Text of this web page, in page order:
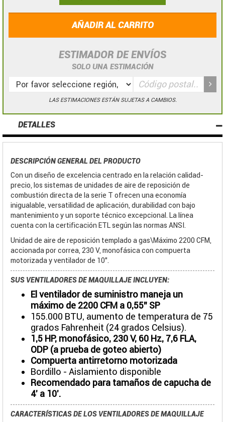
AÑADIR AL CARRITO
ESTIMADOR DE ENVÍOS
SOLO UNA ESTIMACIÓN
LAS ESTIMACIONES ESTÁN SUJETAS A CAMBIOS.
DETALLES
DESCRIPCIÓN GENERAL DEL PRODUCTO
Con un diseño de excelencia centrado en la relación calidad-
precio, los sistemas de unidades de aire de reposición de
combustión directa de la serie T ofrecen una economía
inigualable, versatilidad de aplicación, durabilidad con bajo
mantenimiento y un soporte técnico excepcional. La línea
cuenta con la certificación ETL según las normas ANSI.
Unidad de aire de reposición templado a gas\Máximo 2200 CFM,
accionada por correa, 230 V, monofásica con compuerta
motorizada y ventilador de 10".
SUS VENTILADORES DE MAQUILLAJE INCLUYEN:
El ventilador de suministro maneja un
máximo de 2200 CFM a 0,55" SP
155.000 BTU, aumento de temperatura de 75
grados Fahrenheit (24 grados Celsius).
1,5 HP, monofásico, 230 V, 60 Hz, 7,6 FLA,
ODP (a prueba de goteo abierto)
Compuerta antirretorno motorizada
Bordillo - Aislamiento disponible
Recomendado para tamaños de capucha de
4' a 10'.
CARACTERÍSTICAS DE LOS VENTILADORES DE MAQUILLAJE